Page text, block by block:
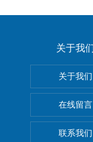
关于我
关于我们
在线留言
联系我们